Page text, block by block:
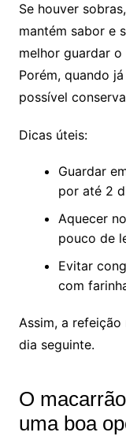
Se houver
mantém sabor e
melhor guardar
Porém, quando
possível
Dicas úteis:
Guardar
por até 2
Aquecer
pouco de
Evitar
com
Assim, a
dia seguinte.
O
uma boa